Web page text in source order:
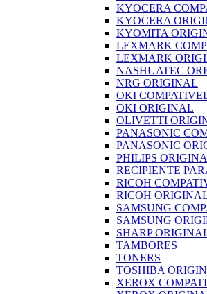
KYOCERA
KYOCERA
KYOMITA
LEXMARK
LEXMARK
NASHUATEC
NRG ORIGINAL
OKI
OKI ORIGINAL
OLIVETTI
PANASONIC
PANASONIC
PHILIPS
RECIPIENTE
RICOH
RICOH
SAMSUNG
SAMSUNG
SHARP
TAMBORES
TONERS
TOSHIBA
XEROX